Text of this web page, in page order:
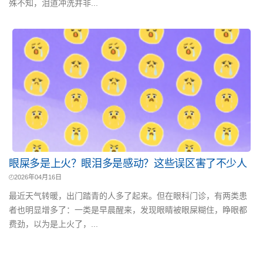
殊不知，泪道冲洗并非...
眼屎多是上火？眼泪多是感动？这些误区害了不少人
2026年04月16日
最近天气转暖，出门踏青的人多了起来。但在眼科门诊，有两类患
者也明显增多了：一类是早晨醒来，发现眼睛被眼屎糊住，睁眼都
费劲，以为是上火了，...